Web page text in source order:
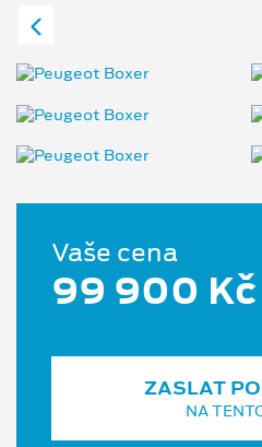
Vaše cena
99 900 Kč
ZASLAT
NA